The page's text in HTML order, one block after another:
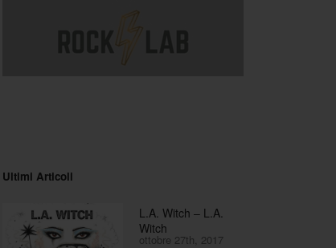
Ultimi Articoli
L.A. Witch – L.A.
Witch
ottobre 27th, 2017